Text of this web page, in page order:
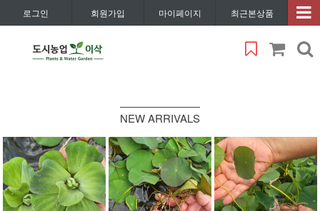
로그인 회원가입 마이페이지 최근본상품
NEW ARRIVALS